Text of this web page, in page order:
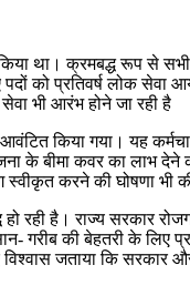
था। क्रमबद्ध रूप से
प्रतिवर्ष लोक सेवा
भी आरंभ होने जा रही है
किया गया। यह
के बीमा कवर का लाभ
स्वीकृत करने की घोषणा भी
रही है। राज्य सरकार
गरीब की बेहतरी
जताया कि सरकार